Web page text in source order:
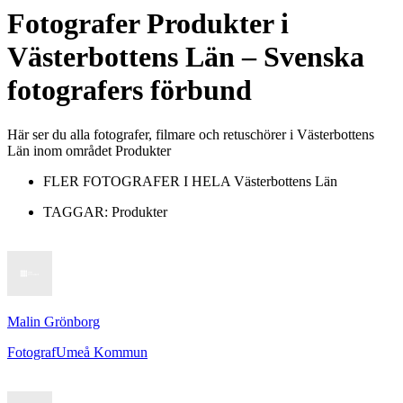
FotograferProdukteri
Västerbottens Län– Svenska
fotografers förbund
Här ser du alla fotografer, filmare och retuschörer i Västerbottens
Län inom området Produkter
FLER FOTOGRAFER I HELA Västerbottens Län
TAGGAR: Produkter
Malin Grönborg
FotografUmeå Kommun